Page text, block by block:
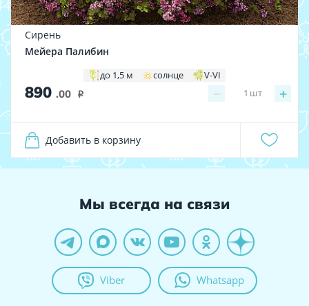
Сирень
Мейера Палибин
до 1,5 м солнце V-VI
890 .00 i − +
1 шт
Добавить в корзину
Мы всегда на связи
Viber Whatsapp